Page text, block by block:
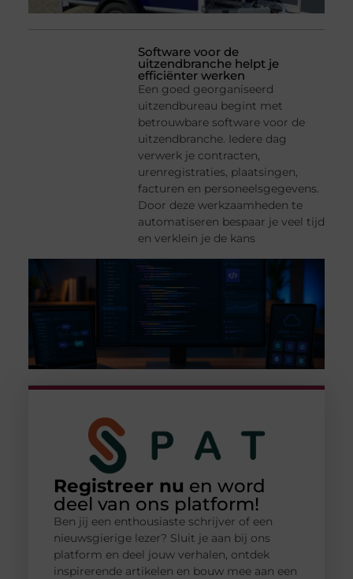
Software voor de
uitzendbranche helpt je
efficiënter werken
Een goed georganiseerd
uitzendbureau begint met
betrouwbare software voor de
uitzendbranche. Iedere dag
verwerk je contracten,
urenregistraties, plaatsingen,
facturen en personeelsgegevens.
Door deze werkzaamheden te
automatiseren bespaar je veel tijd
en verklein je de kans
Registreer nu en word
deel van ons platform!
Ben jij een enthousiaste schrijver of een
nieuwsgierige lezer? Sluit je aan bij ons
platform en deel jouw verhalen, ontdek
inspirerende artikelen en bouw mee aan een